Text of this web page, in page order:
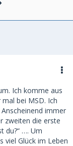
Ich komme aus
bei MSD. Ich
immer
zweiten die erste
du?“ …. Um
viel Glück im Leben